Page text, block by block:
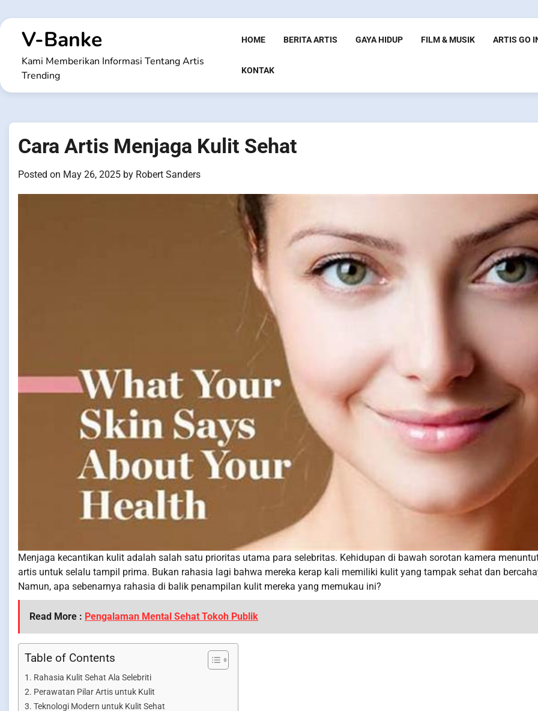
to
contentV-Banke
Kami Memberikan Informasi Tentang Artis
Trending
HOME BERITA ARTIS GAYA HIDUP FILM & MUSIK ARTIS GO
KONTAK
Cara Artis Menjaga Kulit Sehat
Posted on May 26, 2025 by Robert Sanders
Menjaga kecantikan kulit adalah salah satu prioritas utama para selebritas. Kehidupan di bawah sorotan kamera
artis untuk selalu tampil prima. Bukan rahasia lagi bahwa mereka kerap kali memiliki kulit yang tampak sehat dan
Namun, apa sebenarnya rahasia di balik penampilan kulit mereka yang memukau ini?
Read More : Pengalaman Mental Sehat Tokoh Publik
Table of Contents
Rahasia Kulit Sehat Ala Selebriti
Perawatan Pilar Artis untuk Kulit
Teknologi Modern untuk Kulit Sehat